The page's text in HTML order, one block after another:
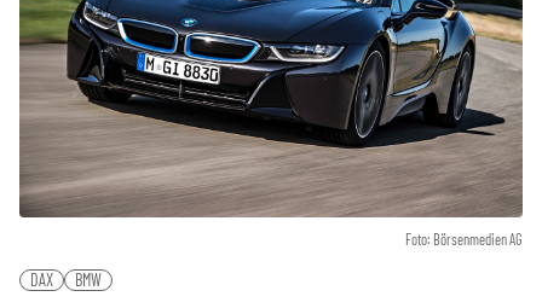
Foto: Börsenmedien AG
DAX BMW